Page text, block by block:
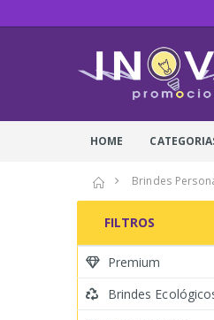
HOME
Brindes
FILTROS
Premium
Brindes